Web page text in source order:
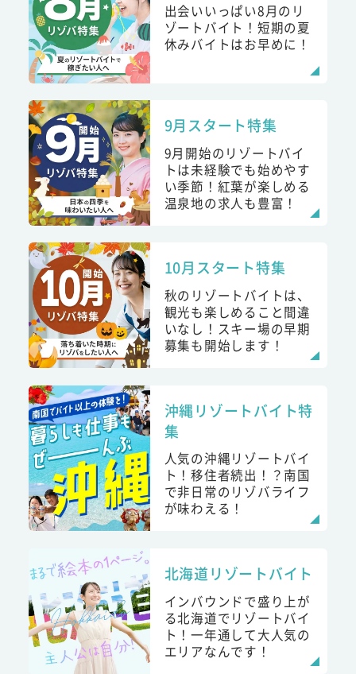
出会いいっぱい8月のリ
ゾートバイト！短期の夏
休みバイトはお早めに！
9月スタート特集
9月開始のリゾートバイ
トは未経験でも始めやす
い季節！紅葉が楽しめる
温泉地の求人も豊富！
10月スタート特集
秋のリゾートバイトは、
観光も楽しめること間違
いなし！スキー場の早期
募集も開始します！
沖縄リゾートバイト特
集
人気の沖縄リゾートバイ
ト！移住者続出！？南国
で非日常のリゾバライフ
が味わえる！
北海道リゾートバイト
インバウンドで盛り上が
る北海道でリゾートバイ
ト！一年通して大人気の
エリアなんです！